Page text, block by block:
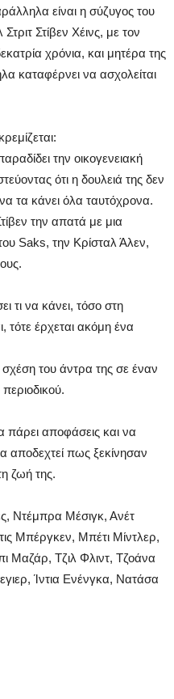
είναι η σύζυγος του
Στίβεν Χέινς, με τον
χρόνια, και μητέρα της
καταφέρνει να ασχολείται
την οικογενειακή
ότι η δουλειά της δεν
τα κάνει όλα ταυτόχρονα.
την απατά με μια
Saks, την Κρίσταλ Άλεν,
τι να κάνει, τόσο στη
τότε έρχεται ακόμη ένα
σχέση του άντρα της σε έναν
αποφάσεις και να
αποδεχτεί πως ξεκίνησαν
ζωή της.
Ντέμπρα Μέσιγκ, Ανέτ
Μπέργκεν, Μπέτι Μίντλερ,
Μαζάρ, Τζιλ Φλιντ, Τζοάνα
Ίντια Ενένγκα, Νατάσα